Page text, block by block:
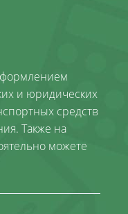
и юридических
средств
Также на
можете